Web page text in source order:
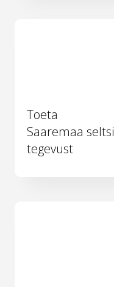
Toeta
Saaremaa seltsi
tegevust